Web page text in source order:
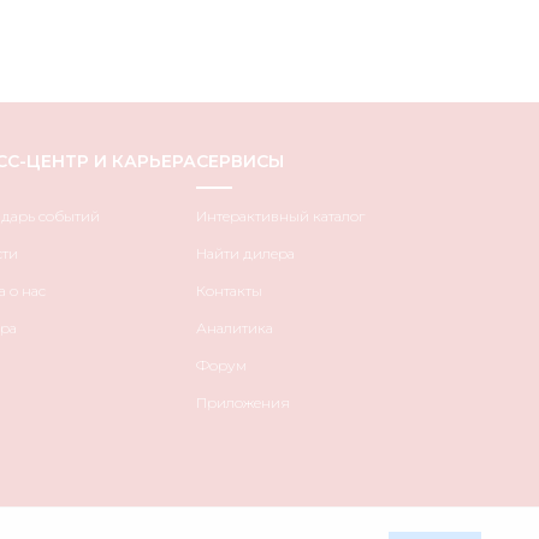
ЦЕНТР И КАРЬЕРА
событий
нас
СЕРВИСЫ
Интерактивный каталог
Найти дилера
Контакты
Аналитика
Форум
Приложения